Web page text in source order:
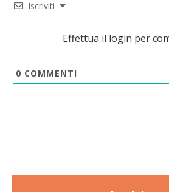
Iscriviti
Effettua il login per
0 COMMENTI